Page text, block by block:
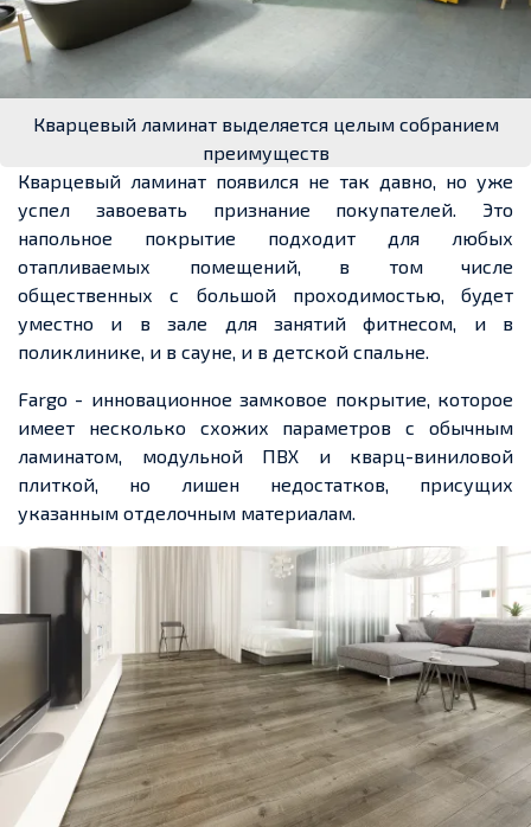
Кварцевый ламинат выделяется целым собранием
преимуществ
Кварцевый ламинат появился не так давно, но уже
успел завоевать признание покупателей. Это
напольное покрытие подходит для любых
отапливаемых помещений, в том числе
общественных с большой проходимостью, будет
уместно и в зале для занятий фитнесом, и в
поликлинике, и в сауне, и в детской спальне.
Fargo - инновационное замковое покрытие, которое
имеет несколько схожих параметров с обычным
ламинатом, модульной ПВХ и кварц-виниловой
плиткой, но лишен недостатков, присущих
указанным отделочным материалам.